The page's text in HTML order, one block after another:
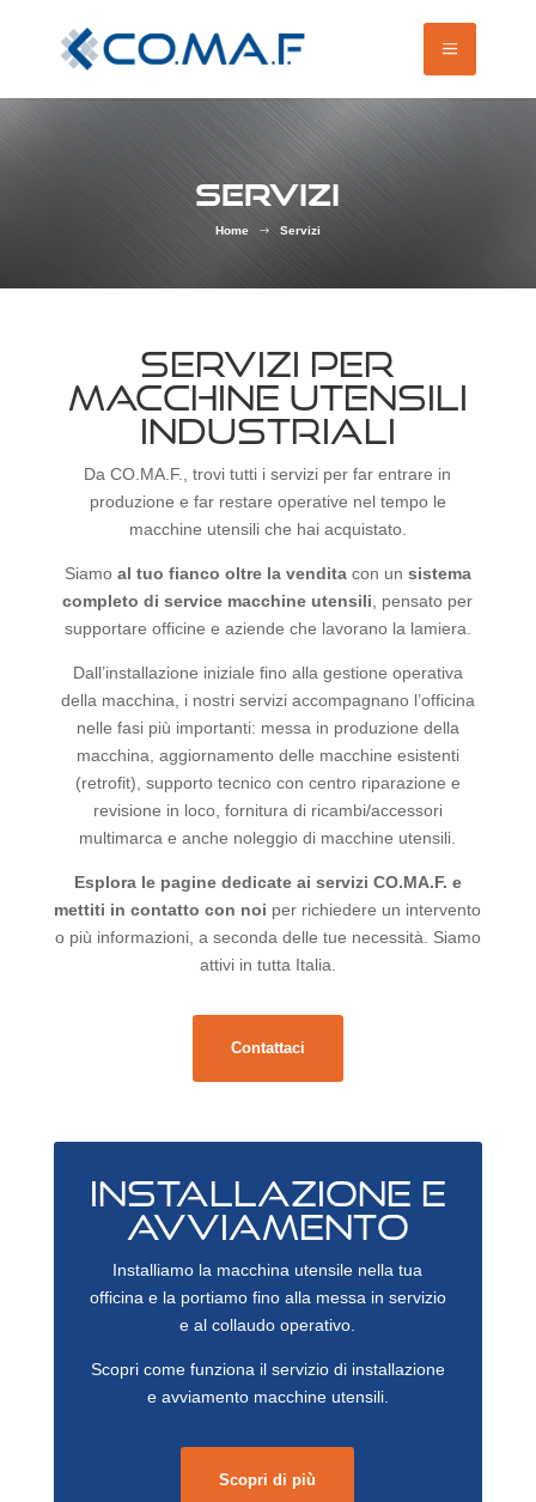
SERVIZI
Home $ Servizi
SERVIZI PER
MACCHINE UTENSILI
INDUSTRIALI
Da CO.MA.F., trovi tutti i servizi per far entrare in
produzione e far restare operative nel tempo le
macchine utensili che hai acquistato.
Siamo al tuo fianco oltre la venditacon un sistema
completo di service macchine utensili , pensato per
supportare officine e aziende che lavorano la lamiera.
Dall’installazione iniziale fino alla gestione operativa
della macchina, i nostri servizi accompagnano l’officina
nelle fasi più importanti: messa in produzione della
macchina, aggiornamento delle macchine esistenti
(retrofit), supporto tecnico con centro riparazione e
revisione in loco, fornitura di ricambi/accessori
multimarca e anche noleggio di macchine utensili.
Esplora le pagine dedicate ai servizi CO.MA.F. e
mettiti in contatto con noi per richiedere un intervento
o più informazioni, a seconda delle tue necessità. Siamo
attivi in tutta Italia.
Contattaci
INSTALLAZIONE E
AVVIAMENTO
Installiamo la macchina utensile nella tua
officina e la portiamo fino alla messa in servizio
e al collaudo operativo.
Scopri come funziona il servizio di installazione
e avviamento macchine utensili.
Scopri di più